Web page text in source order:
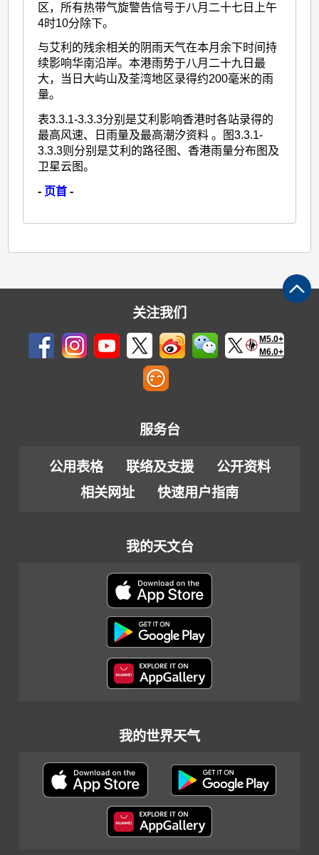
区，所有热带气旋警告信号于八月二十七日上午
4时10分除下。
与艾利的残余相关的阴雨天气在本月余下时间持
续影响华南沿岸。本港雨势于八月二十九日最
大，当日大屿山及荃湾地区录得约200毫米的雨
量。
表3.3.1-3.3.3分别是艾利影响香港时各站录得的
最高风速、日雨量及最高潮汐资料 。图3.3.1-
3.3.3则分别是艾利的路径图、香港雨量分布图及
卫星云图。
- 页首 -
关注我们
M5.0+
M6.0+
服务台
公用表格 联络及支援
公开资料
相关网址
快速用户指南
我的天文台
我的世界天气